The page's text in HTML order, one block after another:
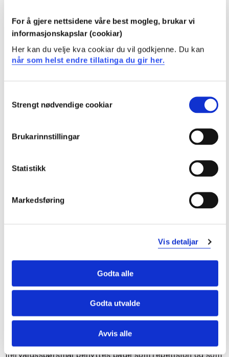
For å gjere nettsidene våre best mogleg, brukar vi
informasjonskapslar (cookiar)
Her kan du velje kva cookiar du vil godkjenne. Du kan
når som helst endre tillatinga du gir her.
Selection
Strengt nødvendige cookiar
Brukarinnstillingar
Statistikk
Markedsføring
Vis detaljar
Godta alle
Godta utvalde
Avvis alle
laboratorieøvinger
Studenten
kalibreringsmetoder og analysemetoder
kan samarbeide i grupper både med praktisk og
har innsikt i forskriftsmessig håndtering av
Krav til forkunnskaper
Undervisnings- og læringsformer
Teoriundervisning med oppgaveløsning. Bruk av Excel til
beregninger og til plotting av grafer. Quiz med
flervalgsspørsmål benyttes både som repetisjon og som